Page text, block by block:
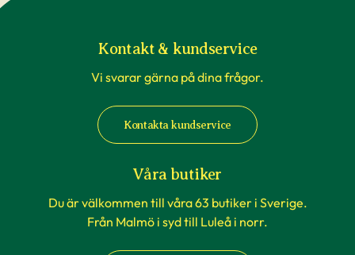
Kontakt & kundservice
Vi svarar gärna på dina frågor.
Kontakta kundservice
Våra butiker
Du är välkommen till våra 63 butiker i Sverige.
Från Malmö i syd till Luleå i norr.